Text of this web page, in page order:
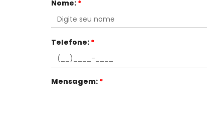
Nome: *
Telefone: *
Mensagem: *